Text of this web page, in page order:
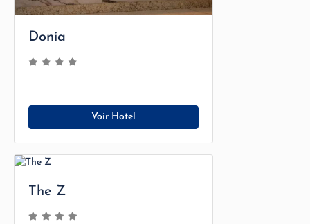
Donia
Voir Hotel
The Z